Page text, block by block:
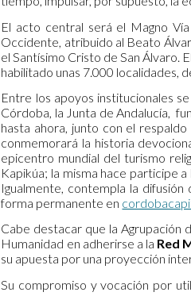
El acto central será el Magno
Occidente, atribuido al Beato
el Santísimo Cristo de San Álvaro.
habilitado unas 7.000 localidades,
Entre los apoyos institucionales
Córdoba, la Junta de Andalucía,
hasta ahora, junto con el
conmemorará la historia
epicentro mundial del turismo
Kapikúa; la misma hace participe
Igualmente, contempla la
forma permanente en
Cabe destacar que la Agrupación
Humanidad en adherirse a la Red
su apuesta por una proyección
Su compromiso y vocación por